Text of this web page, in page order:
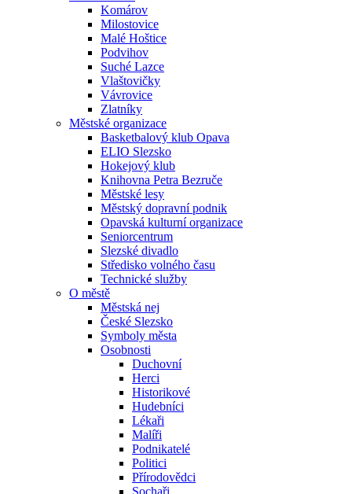
Komárov
Milostovice
Malé Hoštice
Podvihov
Suché Lazce
Vlaštovičky
Vávrovice
Zlatníky
Městské organizace
Basketbalový klub Opava
ELIO Slezsko
Hokejový klub
Knihovna Petra Bezruče
Městské lesy
Městský dopravní podnik
Opavská kulturní organizace
Seniorcentrum
Slezské divadlo
Středisko volného času
Technické služby
O městě
Městská nej
České Slezsko
Symboly města
Osobnosti
Duchovní
Herci
Historikové
Hudebníci
Lékaři
Malíři
Podnikatelé
Politici
Přírodovědci